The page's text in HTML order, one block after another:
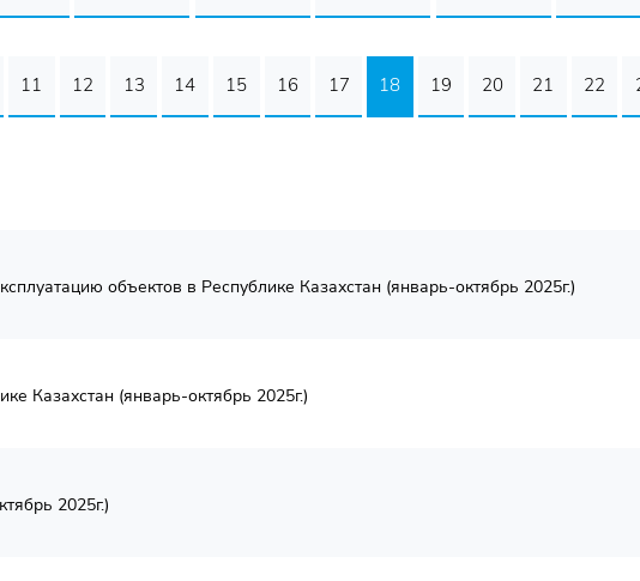
11 12 13 14 15 16 17 18 19 20 21 22
объектов в Республике Казахстан (январь-октябрь 2025г.)
Казахстан (январь-октябрь 2025г.)
2025г.)